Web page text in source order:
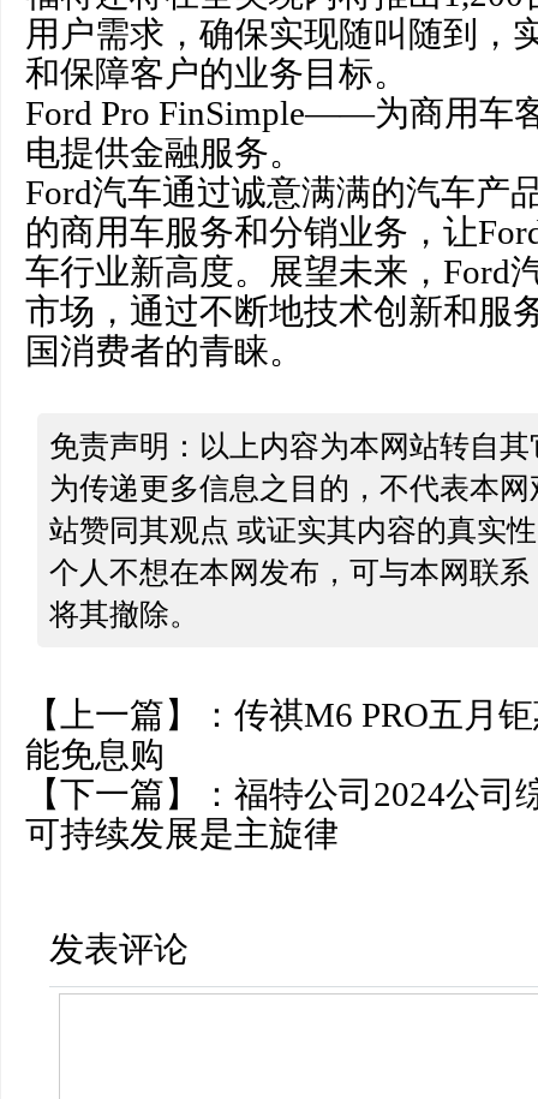
用户需求，确保实现随叫随到，
和保障客户的业务目标。
Ford Pro FinSimple——为商用车
电提供金融服务。
Ford汽车通过诚意满满的汽车产
的商用车服务和分销业务，让
车行业新高度。展望未来，Ford
市场，通过不断地技术创新和服
国消费者的青睐。
免责声明：以上内容为本网站转自
为传递更多信息之目的，不代表本
站赞同其观点 或证实其内容的真实
个人不想在本网发布，可与本网联
将其撤除。
【上一篇】： 传祺M6 PRO五月
能免息购
【下一篇】： 福特公司2024公司
可持续发展是主旋律
发表评论